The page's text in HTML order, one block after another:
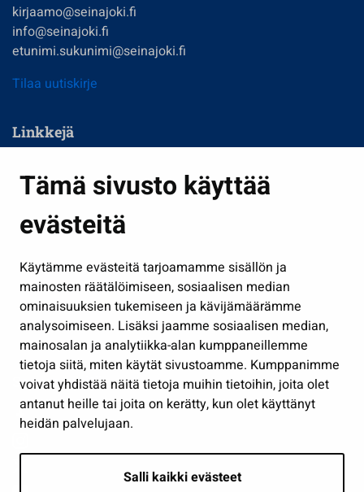
Tämä sivusto käyttää
evästeitä
Käytämme evästeitä tarjoamamme sisällön ja
mainosten räätälöimiseen, sosiaalisen median
ominaisuuksien tukemiseen ja kävijämäärämme
analysoimiseen. Lisäksi jaamme sosiaalisen median,
mainosalan ja analytiikka-alan kumppaneillemme
tietoja siitä, miten käytät sivustoamme. Kumppanimme
voivat yhdistää näitä tietoja muihin tietoihin, joita olet
antanut heille tai joita on kerätty, kun olet käyttänyt
heidän palvelujaan.
Salli kaikki evästeet
kirjaamo@seinajoki.fi
info@seinajoki.fi
etunimi.sukunimi@seinajoki.fi
Tilaa uutiskirje
Linkkejä
Kasvatus ja opetus
Kulttuuri ja liikunta
Työ ja yrittäminen
Osallistu ja asioi
Näytä omat evästeasetukseni
Seuraa meitä